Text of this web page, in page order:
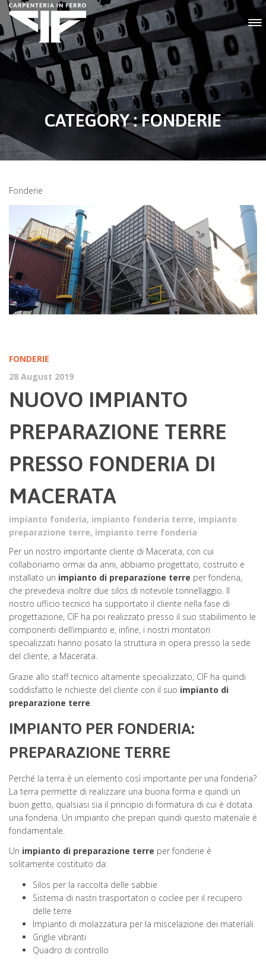
CATEGORY : FONDERIE
Fonderie
FONDERIE
28 August 2019
NUOVO IMPIANTO
PREPARAZIONE TERRE
PRESSO FONDERIA DI
MACERATA
impianto fonderia, impianto fonderia terre, impianto
preparazione terre, impianto terre fonderia
Per un nostro importante cliente di Macerata, con cui
collaboriamo ormai da anni, abbiamo progettato, costruito e
installato un impianto di preparazione terre per fonderia,
che prevedeva inoltre due silos di notevole tonnellaggio. Il
nostro ufficio tecnico ha supportato il cliente nella fase di
progettazione, CIF ha poi realizzato presso il suo stabilimento le
componenti dell’impianto e, infine, i nostri montatori
specializzati hanno posato la struttura in opera presso la sede
del cliente, a Macerata.
Grazie allo staff tecnico altamente specializzato, CIF ha quindi
soddisfatto le richieste del cliente con il suo impianto di
preparazione terre
IMPIANTO PER FONDERIA:
PREPARAZIONE TERRE
Perché la terra è un elemento così importante per una fonderia?
La terra permette di realizzare una buona forma e quindi un
buon getto, qualsiasi sia il principio di formatura di cui è dotata
una fonderia. Un impianto che prepari quindi questo materiale è
fondamentale.
Un impianto di preparazione terre per fonderie è
solitamente costituito da:
Silos per la raccolta delle sabbie
Sistema di nastri trasportatori o coclee per il recupero
delle terre
Impianto di molazzatura per la miscelazione dei materiali
Griglie vibranti
Quadro di controllo